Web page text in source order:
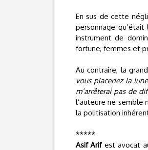
En sus de cette
personnage
instrument de
fortune, femmes et
Au contraire, la
vous placeriez la
m’arrêterai pas de
l’auteure ne semble
la politisation
*****
Asif Arifest avocat